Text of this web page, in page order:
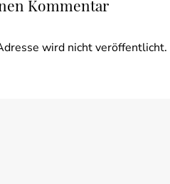
Kommentar
wird nicht veröffentlicht.